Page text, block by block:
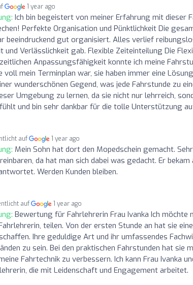
1 year ago
Ich bin begeistert von meiner Erfahrung mit dieser
Perfekte Organisation und Pünktlichkeit Die
beeindruckend gut organisiert. Alles verlief
und Verlässlichkeit gab. Flexible Zeiteinteilung Die
Anpassungsfähigkeit konnte ich meine
voll mein Terminplan war, sie haben immer eine
wunderschönen Gegend, was jede Fahrstunde zu
Umgebung zu lernen, da sie nicht nur lehrreich,
und bin sehr dankbar für die tolle Unterstützung
auf 1 year ago
Mein Sohn hat dort den Mopedschein gemacht.
da hat man sich dabei was gedacht. Er
Werden Kunden bleiben.
auf 1 year ago
Bewertung für Fahrlehrerin Frau Ivanka Ich
teilen. Von der ersten Stunde an hat sie
Ihre geduldige Art und ihr umfassendes
zu sein. Bei den praktischen Fahrstunden hat
Fahrtechnik zu verbessern. Ich kann Frau Ivanka
die mit Leidenschaft und Engagement arbeitet.